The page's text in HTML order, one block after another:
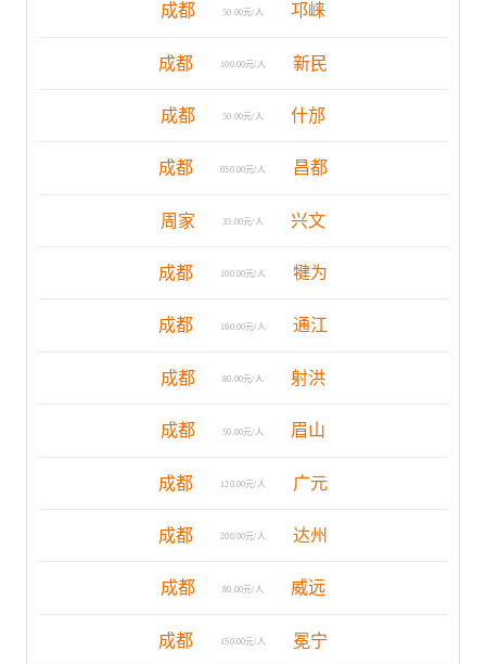
成都 50.00元/人 邛崃
成都 100.00元/人 新民
成都 50.00元/人 什邡
成都 650.00元/人 昌都
周家 35.00元/人 兴文
成都 100.00元/人 犍为
成都 160.00元/人 通江
成都 80.00元/人 射洪
成都 50.00元/人 眉山
成都 120.00元/人 广元
成都 200.00元/人 达州
成都 80.00元/人 威远
成都 150.00元/人 冕宁